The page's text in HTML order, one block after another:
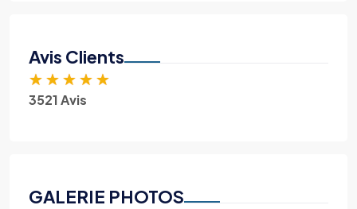
Avis Clients
★ ★ ★ ★ ★
3521 Avis
GALERIE PHOTOS